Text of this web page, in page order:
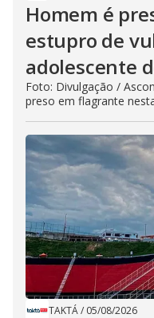
Homem é
estupro de
adolescente
Foto: Divulgação /
preso em flagrante
TAKTÁ/ 05/08/2026